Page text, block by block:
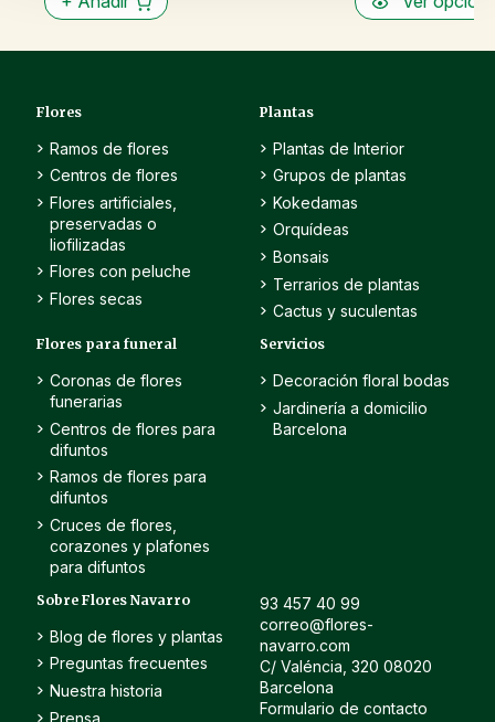
Flores
Ramos de flores
Centros de flores
Flores artificiales,
preservadas o
liofilizadas
Flores con peluche
Flores secas
Plantas
Plantas de Interior
Grupos de plantas
Kokedamas
Orquídeas
Bonsais
Terrarios de plantas
Cactus y suculentas
Flores para funeral
Coronas de flores
funerarias
Centros de flores para
difuntos
Ramos de flores para
difuntos
Cruces de flores,
corazones y plafones
para difuntos
Servicios
Decoración floral bodas
Jardinería a domicilio
Barcelona
Sobre Flores Navarro
Blog de flores y plantas
Preguntas frecuentes
Nuestra historia
Prensa
93 457 40 99
correo@flores-
navarro.com
C/ Valéncia, 320 08020
Barcelona
Formulario de contacto